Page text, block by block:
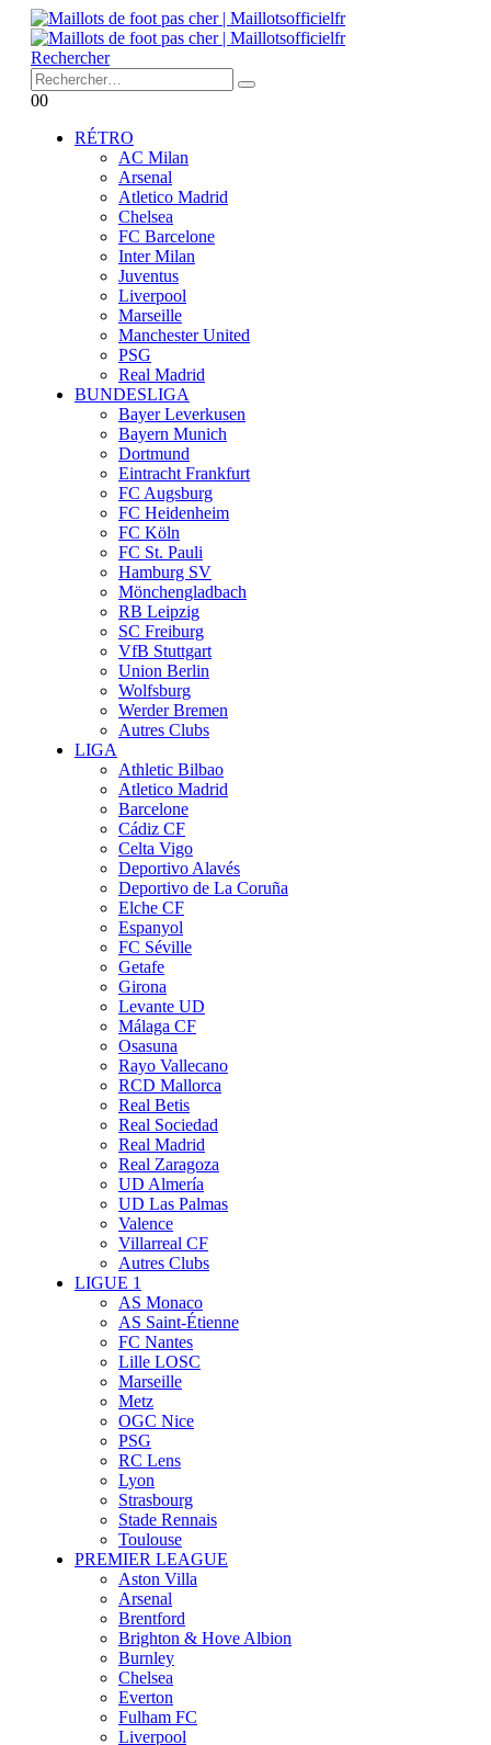
Rechercher
00
RÉTRO
AC Milan
Arsenal
Atletico Madrid
Chelsea
FC Barcelone
Inter Milan
Juventus
Liverpool
Marseille
Manchester United
PSG
Real Madrid
BUNDESLIGA
Bayer Leverkusen
Bayern Munich
Dortmund
Eintracht Frankfurt
FC Augsburg
FC Heidenheim
FC Köln
FC St. Pauli
Hamburg SV
Mönchengladbach
RB Leipzig
SC Freiburg
VfB Stuttgart
Union Berlin
Wolfsburg
Werder Bremen
Autres Clubs
LIGA
Athletic Bilbao
Atletico Madrid
Barcelone
Cádiz CF
Celta Vigo
Deportivo Alavés
Deportivo de La Coruña
Elche CF
Espanyol
FC Séville
Getafe
Girona
Levante UD
Málaga CF
Osasuna
Rayo Vallecano
RCD Mallorca
Real Betis
Real Sociedad
Real Madrid
Real Zaragoza
UD Almería
UD Las Palmas
Valence
Villarreal CF
Autres Clubs
LIGUE 1
AS Monaco
AS Saint-Étienne
FC Nantes
Lille LOSC
Marseille
Metz
OGC Nice
PSG
RC Lens
Lyon
Strasbourg
Stade Rennais
Toulouse
PREMIER LEAGUE
Aston Villa
Arsenal
Brentford
Brighton & Hove Albion
Burnley
Chelsea
Everton
Fulham FC
Liverpool